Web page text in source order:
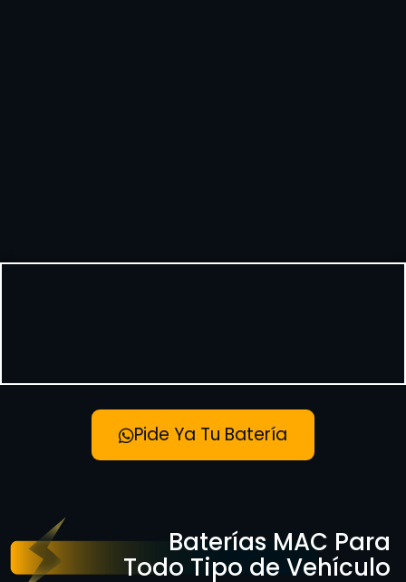
Pide Ya Tu Batería
Baterías MAC Para
Todo Tipo de Vehículo